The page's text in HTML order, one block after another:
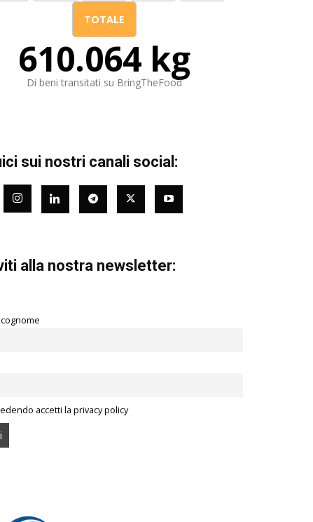
TOTALE
610.064 kg
Di beni transitati su BringTheFood
sui nostri canali social:
alla nostra newsletter:
accetti la privacy policy